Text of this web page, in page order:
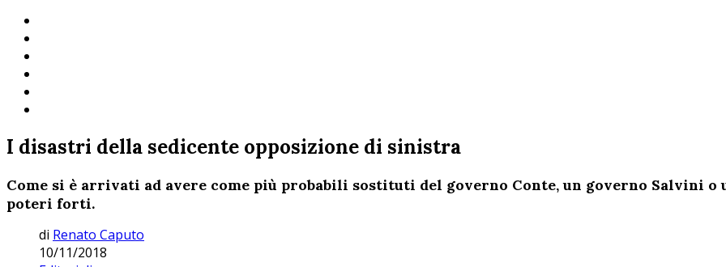
I disastri della sedicente opposizione di sinistra
Come si è arrivati ad avere come più probabili sostituti del governo Conte, un governo Salvini o
poteri forti.
di Renato Caputo
10/11/2018